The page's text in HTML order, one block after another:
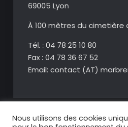
69005 Lyon
À 100 mètres du cimetière
Tél. : 04 78 25 10 80
Fax : 04 78 36 67 52
Email: contact (AT)
Nous utilisons des cookies